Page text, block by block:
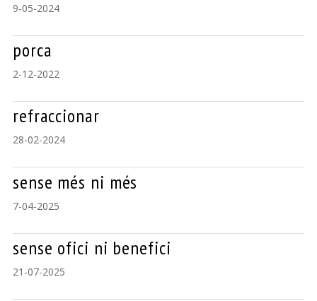
9-05-2024
porca
2-12-2022
refraccionar
28-02-2024
sense més ni més
7-04-2025
sense ofici ni benefici
21-07-2025